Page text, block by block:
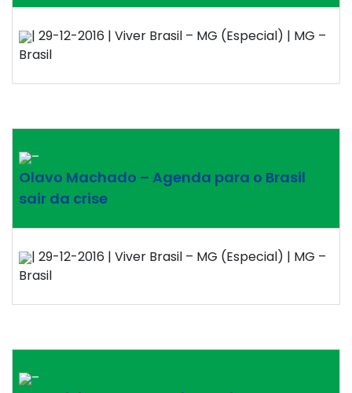
| 29-12-2016 | Viver Brasil – MG (Especial) | MG –
Brasil
–
Olavo Machado – Agenda para o Brasil
sair da crise
| 29-12-2016 | Viver Brasil – MG (Especial) | MG –
Brasil
–